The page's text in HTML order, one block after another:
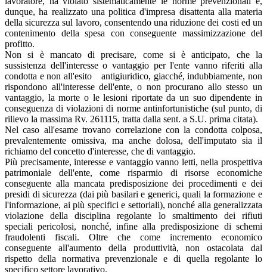
dunque, ha realizzato una politica d'impresa disattenta alla materia
della sicurezza sul lavoro, consentendo una riduzione dei costi ed un
contenimento della spesa con conseguente massimizzazione del
profitto.
Non si è mancato di precisare, come si è anticipato, che la
sussistenza dell'interesse o vantaggio per l'ente vanno riferiti alla
condotta e non all'esito antigiuridico, giacché, indubbiamente, non
rispondono all'interesse dell'ente, o non procurano allo stesso un
vantaggio, la morte o le lesioni riportate da un suo dipendente in
conseguenza di violazioni di norme antinfortunistiche (sul punto, di
rilievo la massima Rv. 261115, tratta dalla sent. a S.U. prima citata).
Nel caso all'esame trovano correlazione con la condotta colposa,
prevalentemente omissiva, ma anche dolosa, dell'imputato sia il
richiamo del concetto d'interesse, che di vantaggio.
Più precisamente, interesse e vantaggio vanno letti, nella prospettiva
patrimoniale dell'ente, come risparmio di risorse economiche
conseguente alla mancata predisposizione dei procedimenti e dei
presidi di sicurezza (dai più basilari e generici, quali la formazione e
l'informazione, ai più specifici e settoriali), nonché alla generalizzata
violazione della disciplina regolante lo smaltimento dei rifiuti
speciali pericolosi, nonché, infine alla predisposizione di schemi
fraudolenti fiscali. Oltre che come incremento economico
conseguente all'aumento della produttività, non ostacolata dal
rispetto della normativa prevenzionale e di quella regolante lo
specifico settore lavorativo.